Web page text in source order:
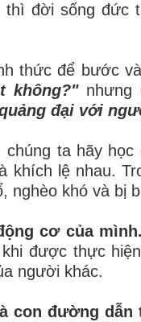
đời sống đức
thức để bước
không?"nhưng
đại với
ta hãy học
khích lệ nhau.
nghèo khó và bị
cơ của mình.
được thực
người khác.
con đường dẫn